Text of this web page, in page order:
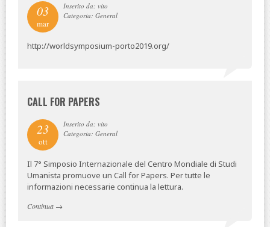
03
mar
Inserito da: vito
Categoria: General
http://worldsymposium-porto2019.org/
CALL FOR PAPERS
23
ott
Inserito da: vito
Categoria: General
Il 7° Simposio Internazionale del Centro Mondiale di Studi
Umanista promuove un Call for Papers. Per tutte le
informazioni necessarie continua la lettura.
Continua →